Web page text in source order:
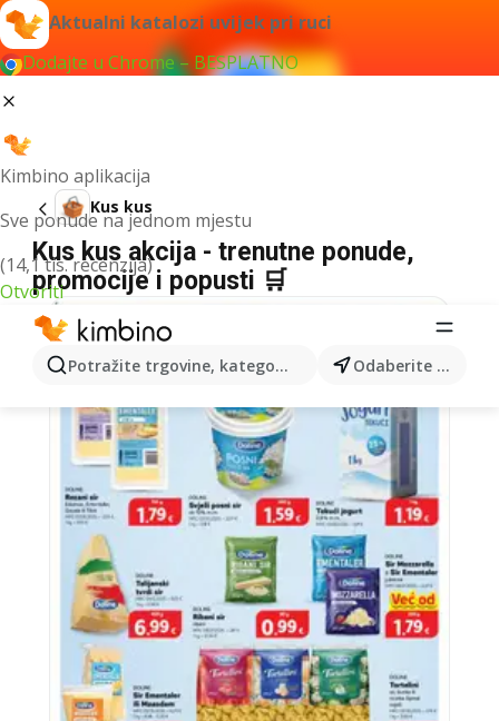
Aktualni katalozi uvijek pri ruci
Dodajte u Chrome – BESPLATNO
Kimbino aplikacija
Sve ponude na jednom mjestu
(14,1 tis. recenzija)
Otvoriti
Potražite trgovine, kategorije, proizvode... Odaberite grad
Kus kus
Kus kus akcija - trenutne ponude,
promocije i popusti 🛒